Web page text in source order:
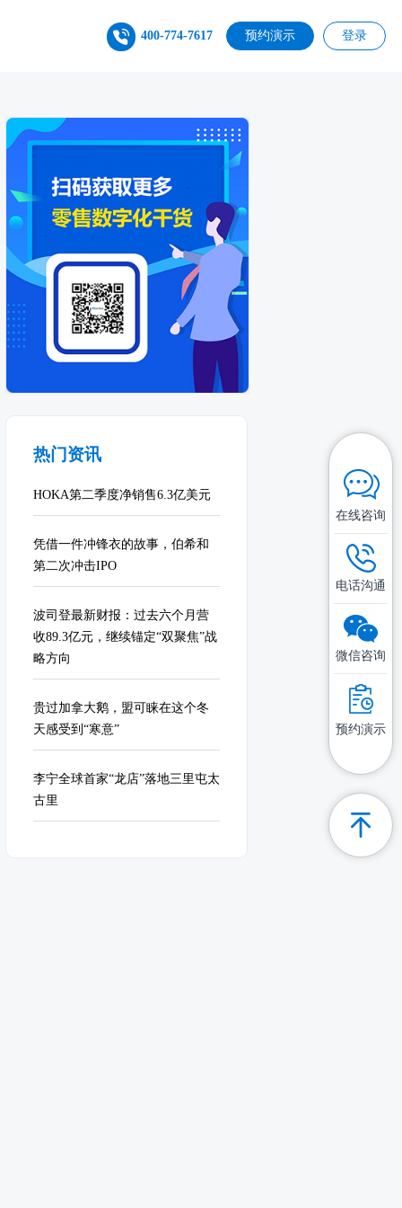
400-774-7617 预约演示 登录
热门资讯
HOKA第二季度净销售6.3亿美元
凭借一件冲锋衣的故事，伯希和
第二次冲击IPO
波司登最新财报：过去六个月营
收89.3亿元，继续锚定“双聚焦”战
略方向
贵过加拿大鹅，盟可睐在这个冬
天感受到“寒意”
李宁全球首家“龙店”落地三里屯太
古里
在线咨询
电话沟通
微信咨询
预约演示